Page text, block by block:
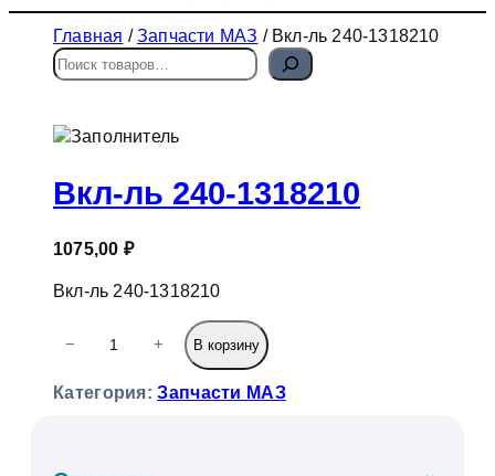
Главная /Запчасти МАЗ / Вкл-ль 240-1318210
П
о
с
Вкл-ль 240-1318210
1075,00 ₽
Вкл-ль 240-1318210
и
с
− + В корзину
Категория:Запчасти МАЗ